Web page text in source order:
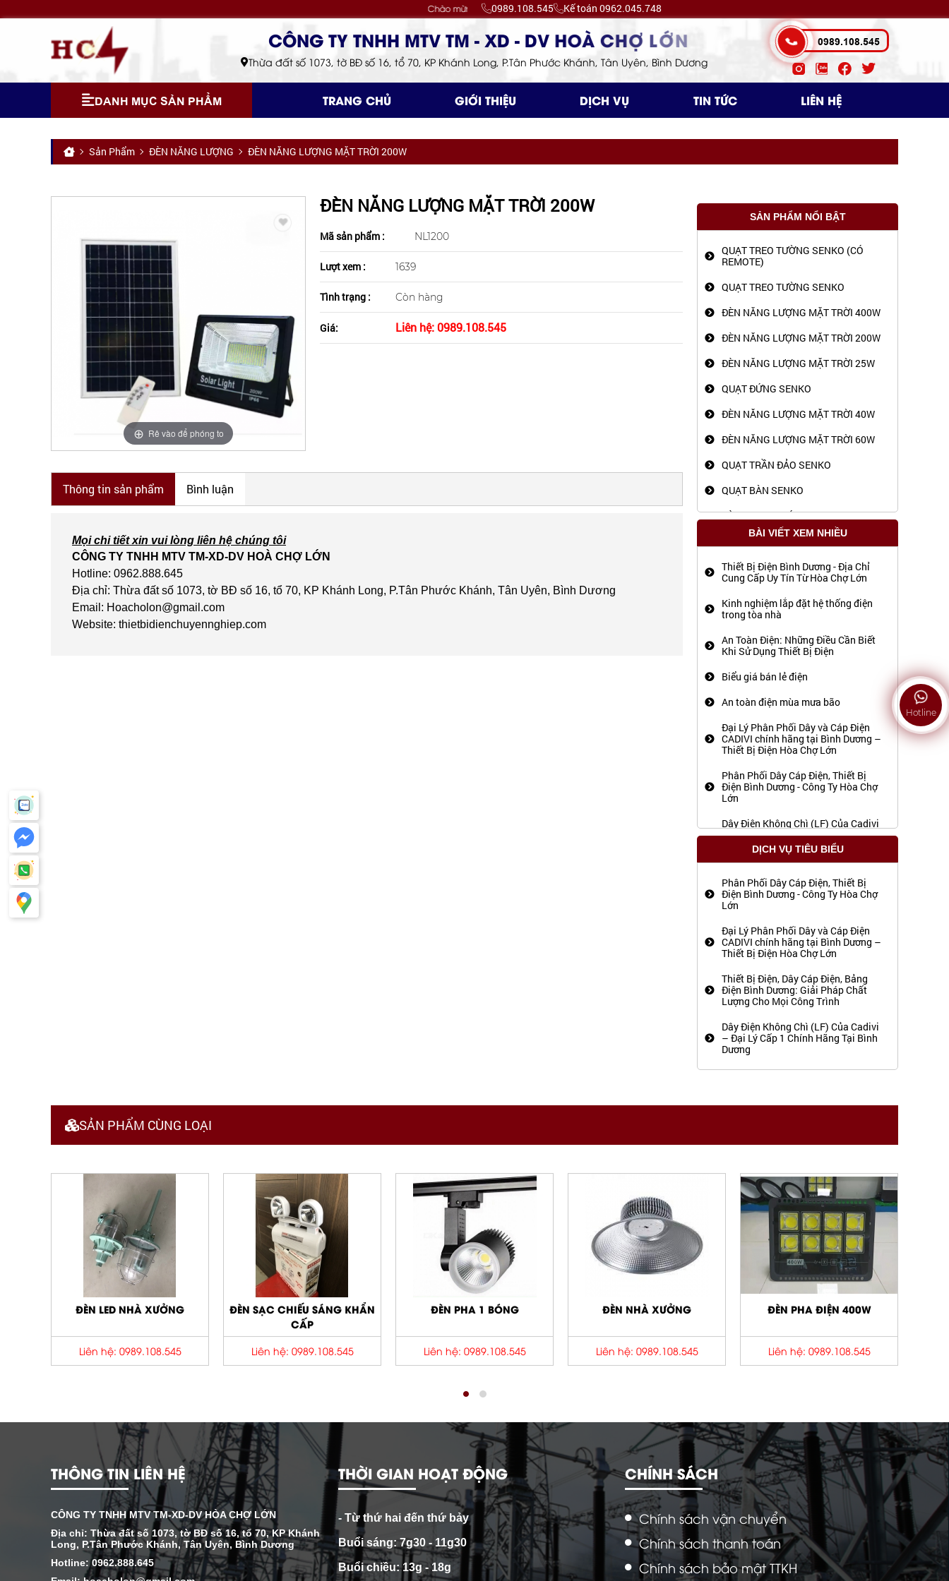
Chào mừng bạn đến với Công ty TNHH TM - XD - DV HOÀ CHỢ LỚN
0989.108.545 Kế toán 0962.045.748
Thừa đất số 1073, tờ BĐ số 16, tổ 70, KP Khánh Long, P.Tân Phước Khánh, Tân Uyên, Bình Dương
0989.108.545
DANH MỤC SẢN PHẨM TRANG CHỦ GIỚI THIỆU DỊCH VỤ TIN TỨC LIÊN HỆ
Sản Phẩm ĐÈN NĂNG LƯỢNG ĐÈN NĂNG LƯỢNG MẶT TRỜI 200W
Rê vào để phóng to
ĐÈN NĂNG LƯỢNG MẶT TRỜI 200W
Mã sản phẩm : NL1200
Lượt xem : 1639
Tình trạng : Còn hàng
Giá: Liên hệ: 0989.108.545
Thông tin sản phẩm Bình luận
Mọi chi tiết xin vui lòng liên hệ chúng tôi
CÔNG TY TNHH MTV TM-XD-DV HOÀ CHỢ LỚN
Hotline: 0962.888.645
Địa chỉ: Thừa đất số 1073, tờ BĐ số 16, tổ 70, KP Khánh Long, P.Tân Phước Khánh, Tân Uyên, Bình Dương
Email: Hoacholon@gmail.com
Website: thietbidienchuyennghiep.com
SẢN PHẨM NỔI BẬT
QUẠT TREO TƯỜNG SENKO (CÓ
REMOTE)
QUẠT TREO TƯỜNG SENKO
ĐÈN NĂNG LƯỢNG MẶT TRỜI 400W
ĐÈN NĂNG LƯỢNG MẶT TRỜI 200W
ĐÈN NĂNG LƯỢNG MẶT TRỜI 25W
QUẠT ĐỨNG SENKO
ĐÈN NĂNG LƯỢNG MẶT TRỜI 40W
ĐÈN NĂNG LƯỢNG MẶT TRỜI 60W
QUẠT TRẦN ĐẢO SENKO
QUẠT BÀN SENKO
ĐÈN PIN LED XÁCH TAY SUNTEK
KM-2651N
BÓNG LED 10W
BÓNG ĐÈN LED TRỤ 9W
BÓNG ĐÈN LED BULL ECO G45 E27
KIỀM THÁI NGUYÊN
PIN PANASONIC
KHÒ GAS
ĐÈN ĐỘI ĐẦU COMET
ĐÈN PIN CẦM TAY SUNHOUSE
BĂNG KEO NIÊM PHONG
50W
ĐÈN LED TRÒN ÂM TRẦN
Ổ CẮM CÔNG NGHIỆP 1 PHA
HỘP ĐIỆN CÔNG TRƯỜNG - Ổ CẮM
PHÍCH CẮM CÔNG NGHIỆP
BÀI VIẾT XEM NHIỀU
Thiết Bị Điện Bình Dương - Địa Chỉ
Cung Cấp Uy Tín Từ Hòa Chợ Lớn
Kinh nghiệm lắp đặt hệ thống điện
trong tòa nhà
An Toàn Điện: Những Điều Cần Biết
Khi Sử Dụng Thiết Bị Điện
Biểu giá bán lẻ điện
An toàn điện mùa mưa bão
Đại Lý Phân Phối Dây và Cáp Điện
CADIVI chính hãng tại Bình Dương –
Thiết Bị Điện Hòa Chợ Lớn
Phân Phối Dây Cáp Điện, Thiết Bị
Điện Bình Dương - Công Ty Hòa Chợ
Lớn
Dây Điện Không Chì (LF) Của Cadivi
– Đại Lý Cấp 1 Chính Hãng Tại Bình
Điện Bình Dương: Giải Pháp Chất
Lượng Cho Mọi Công Trình
DỊCH VỤ TIÊU BIỂU
Phân Phối Dây Cáp Điện, Thiết Bị
Điện Bình Dương - Công Ty Hòa Chợ
Lớn
Đại Lý Phân Phối Dây và Cáp Điện
CADIVI chính hãng tại Bình Dương –
Thiết Bị Điện Hòa Chợ Lớn
Thiết Bị Điện, Dây Cáp Điện, Bảng
Điện Bình Dương: Giải Pháp Chất
Lượng Cho Mọi Công Trình
Dây Điện Không Chì (LF) Của Cadivi
– Đại Lý Cấp 1 Chính Hãng Tại Bình
Dương
SẢN PHẨM CÙNG LOẠI
ĐÈN SẠC CHIẾU SÁNG KHẨN
Liên hệ: 0989.108.545
ĐÈN PHA 1 BÓNG
Liên hệ: 0989.108.545
ĐÈN NHÀ XƯỞNG
Liên hệ: 0989.108.545
ĐÈN PHA ĐIỆN 400W
Liên hệ: 0989.108.545
ĐÈN NĂNG LƯỢNG MẶT TRỜI
100W
Liên hệ: 0989.108.545
THÔNG TIN LIÊN HỆ
CÔNG TY TNHH MTV TM-XD-DV HÒA CHỢ LỚN
Địa chỉ: Thừa đất số 1073, tờ BĐ số 16, tổ 70, KP Khánh
Long, P.Tân Phước Khánh, Tân Uyên, Bình Dương
Hotline: 0962.888.645
THỜI GIAN HOẠT ĐỘNG
- Từ thứ hai đến thứ bảy
Buổi sáng: 7g30 - 11g30
Buổi chiều: 13g - 18g
CHÍNH SÁCH
Chính sách vận chuyển
Chính sách thanh toán
Chính sách bảo mật TTKH
Hotline